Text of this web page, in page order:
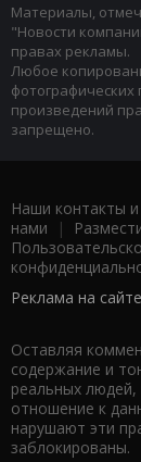
Материалы,
"Новости
правах рекламы.
Любое
произведений
запрещено.
Наши контакты
нами |
Реклама на
Оставляя
содержание и
реальных
отношение к
нарушают эти
заблокированы.